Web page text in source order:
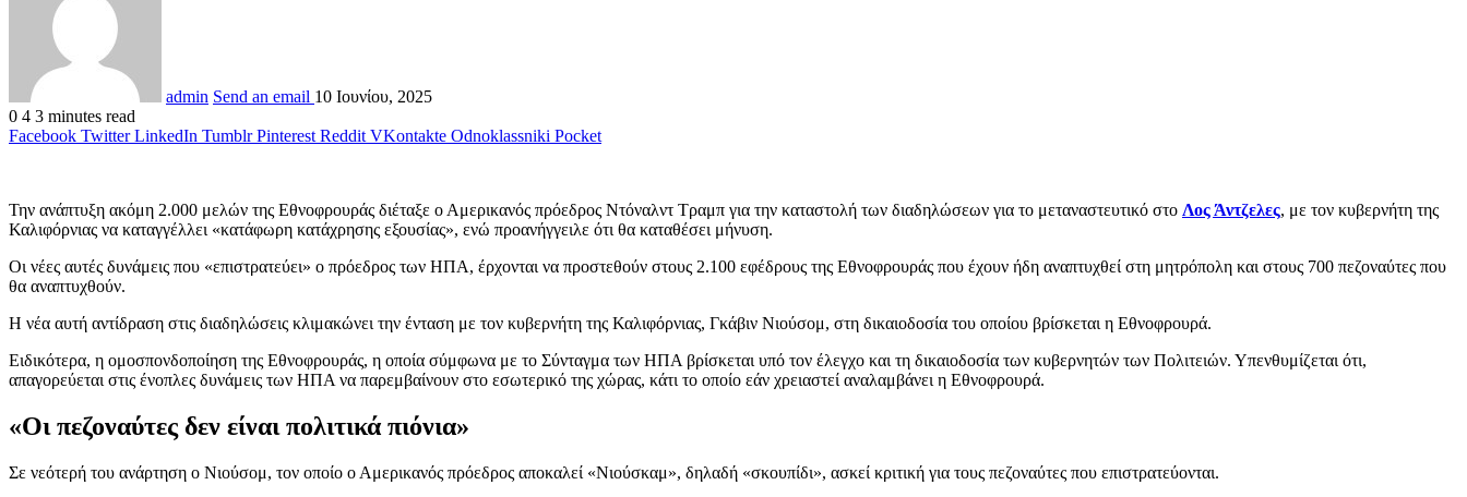
admin Send an email 10 Ιουνίου, 2025
0 4 3 minutes read
Facebook Twitter LinkedIn Tumblr Pinterest Reddit VKontakte Odnoklassniki Pocket
Την ανάπτυξη ακόμη 2.000 μελών της Εθνοφρουράς διέταξε ο Αμερικανός πρόεδρος Ντόναλντ Τραμπ για την καταστολή των διαδηλώσεων για το μεταναστευτικό στο Λος Άντζελες, με τον κυβερνήτη της
Καλιφόρνιας να καταγγέλλει «κατάφωρη κατάχρησης εξουσίας», ενώ προανήγγειλε ότι θα καταθέσει μήνυση.
Οι νέες αυτές δυνάμεις που «επιστρατεύει» ο πρόεδρος των ΗΠΑ, έρχονται να προστεθούν στους 2.100 εφέδρους της Εθνοφρουράς που έχουν ήδη αναπτυχθεί στη μητρόπολη και στους 700 πεζοναύτες που
θα αναπτυχθούν.
Η νέα αυτή αντίδραση στις διαδηλώσεις κλιμακώνει την ένταση με τον κυβερνήτη της Καλιφόρνιας, Γκάβιν Νιούσομ, στη δικαιοδοσία του οποίου βρίσκεται η Εθνοφρουρά.
Ειδικότερα, η ομοσπονδοποίηση της Εθνοφρουράς, η οποία σύμφωνα με το Σύνταγμα των ΗΠΑ βρίσκεται υπό τον έλεγχο και τη δικαιοδοσία των κυβερνητών των Πολιτειών. Υπενθυμίζεται ότι,
απαγορεύεται στις ένοπλες δυνάμεις των ΗΠΑ να παρεμβαίνουν στο εσωτερικό της χώρας, κάτι το οποίο εάν χρειαστεί αναλαμβάνει η Εθνοφρουρά.
«Οι πεζοναύτες δεν είναι πολιτικά πιόνια»
Σε νεότερή του ανάρτηση ο Νιούσομ, τον οποίο ο Αμερικανός πρόεδρος αποκαλεί «Νιούσκαμ», δηλαδή «σκουπίδι», ασκεί κριτική για τους πεζοναύτες που επιστρατεύονται.